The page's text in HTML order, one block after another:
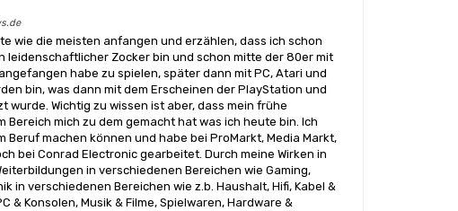
wie die meisten anfangen und erzählen, dass ich schon
leidenschaftlicher Zocker bin und schon mitte der 80er mit
habe zu spielen, später dann mit PC, Atari und
bin, was dann mit dem Erscheinen der PlayStation und
wurde. Wichtig zu wissen ist aber, dass mein frühe
Bereich mich zu dem gemacht hat was ich heute bin. Ich
Beruf machen können und habe bei ProMarkt, Media Markt,
bei Conrad Electronic gearbeitet. Durch meine Wirken in
in verschiedenen Bereichen wie Gaming,
in verschiedenen Bereichen wie z.b. Haushalt, Hifi, Kabel &
& Konsolen, Musik & Filme, Spielwaren, Hardware &